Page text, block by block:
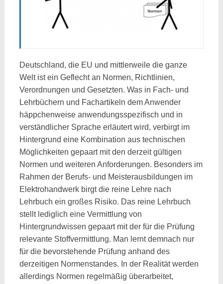
Deutschland, die EU und mittlerweile die ganze
Welt ist ein Geflecht an Normen, Richtlinien,
Verordnungen und Gesetzten. Was in Fach- und
Lehrbüchern und Fachartikeln dem Anwender
häppchenweise anwendungsspezifisch und in
verständlicher Sprache erläutert wird, verbirgt im
Hintergrund eine Kombination aus technischen
Möglichkeiten gepaart mit den derzeit gültigen
Normen und weiteren Anforderungen. Besonders im
Rahmen der Berufs- und Meisterausbildungen im
Elektrohandwerk birgt die reine Lehre nach
Lehrbuch ein großes Risiko. Das reine Lehrbuch
stellt lediglich eine Vermittlung von
Hintergrundwissen gepaart mit der für die Prüfung
relevante Stoffvermittlung. Man lernt demnach nur
für die bevorstehende Prüfung anhand des
derzeitigen Normenstandes. In der Realität werden
allerdings Normen regelmäßig überarbeitet,